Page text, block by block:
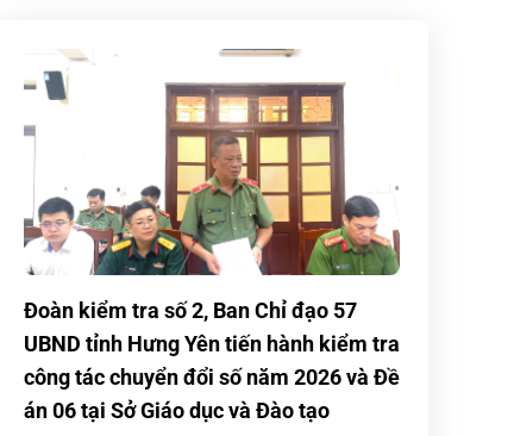
Đoàn kiểm tra số 2, Ban Chỉ đạo 57
UBND tỉnh Hưng Yên tiến hành kiểm tra
công tác chuyển đổi số năm 2026 và Đề
án 06 tại Sở Giáo dục và Đào tạo